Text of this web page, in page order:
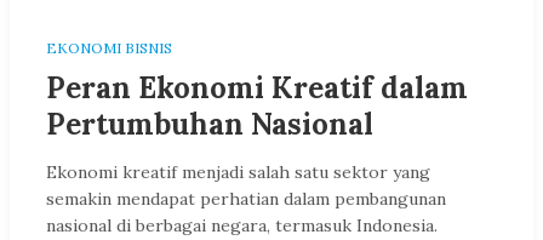
EKONOMI BISNIS
Peran Ekonomi Kreatif dalam
Pertumbuhan Nasional
Ekonomi kreatif menjadi salah satu sektor yang
semakin mendapat perhatian dalam pembangunan
nasional di berbagai negara, termasuk Indonesia.